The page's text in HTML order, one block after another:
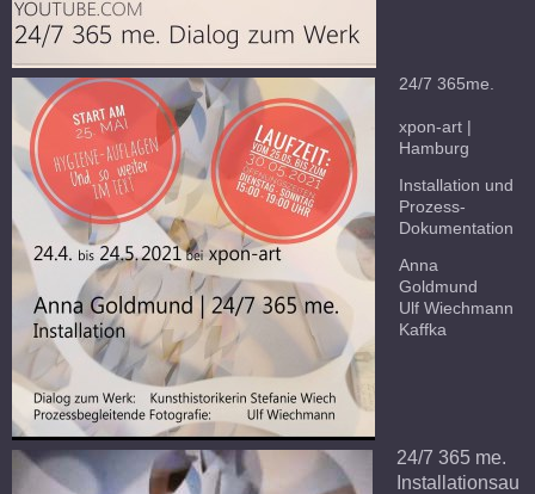
24/7 365me.
xpon-art |
Hamburg
Installation und
Prozess-
Dokumentation
Anna
Goldmund
Ulf Wiechmann
Kaffka
24/7 365 me.
Installationsau